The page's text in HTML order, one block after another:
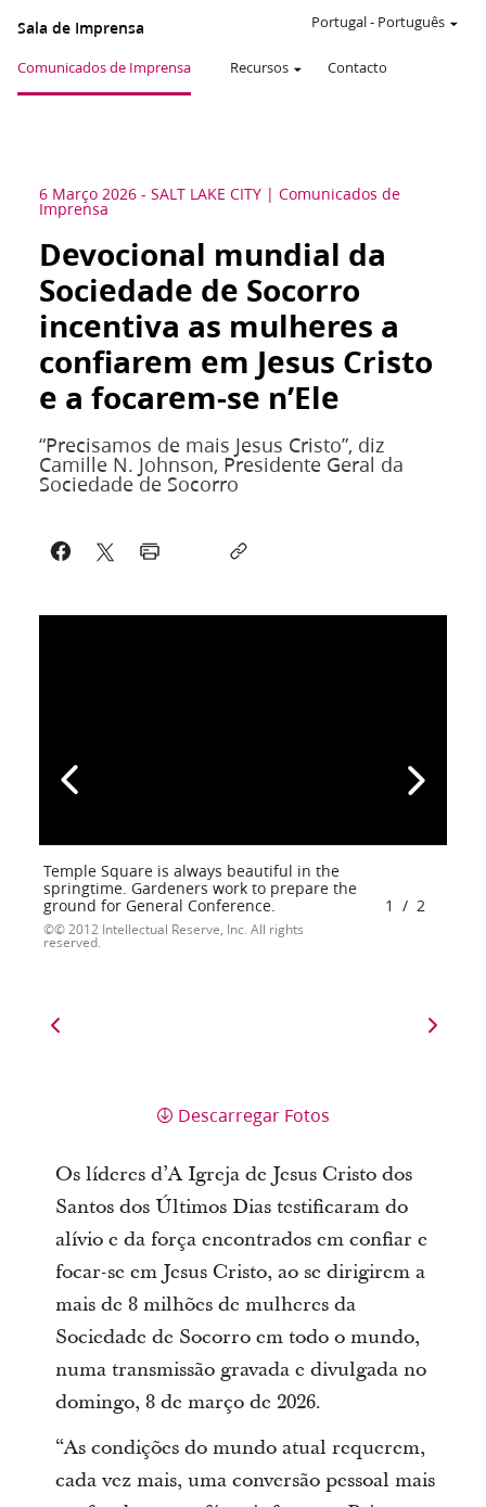
Sala de Imprensa
Comunicados de Imprensa Recursos Contacto
Portugal- Português
6 Março 2026 - SALT LAKE CITY Comunicados de
Imprensa
Devocional mundial da
Sociedade de Socorro
incentiva as mulheres a
confiarem em Jesus Cristo
e a focarem-se n’Ele
“Precisamos de mais Jesus Cristo”, diz
Camille N. Johnson, Presidente Geral da
Sociedade de Socorro
Temple Square is always beautiful in the
springtime. Gardeners work to prepare the
ground for General Conference.
© 2012 Intellectual Reserve, Inc. All rights
reserved.
1 / 2
Descarregar Fotos
Os líderes d’A Igreja de Jesus Cristo dos
Santos dos Últimos Dias testificaram do
alívio e da força encontrados em confiar e
focar-se em Jesus Cristo, ao se dirigirem a
mais de 8 milhões de mulheres da
Sociedade de Socorro em todo o mundo,
numa transmissão gravada e divulgada no
domingo, 8 de março de 2026.
“As condições do mundo atual requerem,
cada vez mais, uma conversão pessoal mais